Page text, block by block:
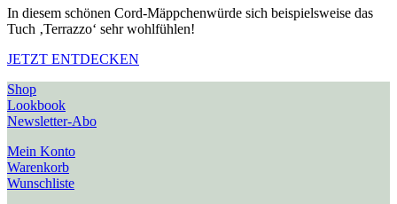
In diesem schönen Cord-Mäppchenwürde sich beispielsweise das
Tuch ‚Terrazzo‘ sehr wohlfühlen!
JETZT ENTDECKEN
Shop
Lookbook
Newsletter-Abo
Mein Konto
Warenkorb
Wunschliste